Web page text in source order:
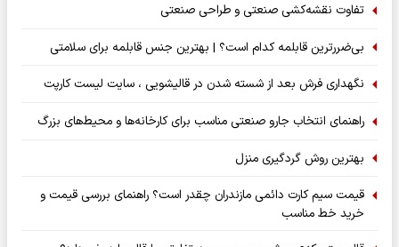
تفاوت نقشه‌کشی صنعتی و طراحی صنعتی
بی‌ضررترین قابلمه کدام است؟ | بهترین جنس قابلمه برای سلامتی
نگهداری فرش بعد از شسته شدن در قالیشویی ، سایت لیست کارپت
راهنمای انتخاب جارو صنعتی مناسب برای کارخانه‌ها و محیط‌های بزرگ
بهترین روش گردگیری منزل
قیمت سیم کارت دائمی مازندران چقدر است؟ راهنمای بررسی قیمت و
خرید خط مناسب